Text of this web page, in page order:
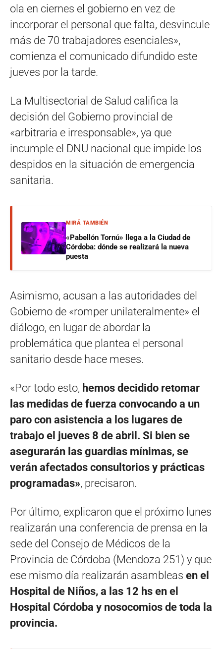
ola en ciernes el gobierno en vez de
incorporar el personal que falta, desvincule
más de 70 trabajadores esenciales»,
comienza el comunicado difundido este
jueves por la tarde.
La Multisectorial de Salud califica la
decisión del Gobierno provincial de
«arbitraria e irresponsable», ya que
incumple el DNU nacional que impide los
despidos en la situación de emergencia
sanitaria.
MIRÁ TAMBIÉN
«Pabellón Tornú» llega a la Ciudad de
Córdoba: dónde se realizará la nueva
puesta
Asimismo, acusan a las autoridades del
Gobierno de «romper unilateralmente» el
diálogo, en lugar de abordar la
problemática que plantea el personal
sanitario desde hace meses.
«Por todo esto, hemos decidido retomar
las medidas de fuerza convocando a un
paro con asistencia a los lugares de
trabajo el jueves 8 de abril. Si bien se
asegurarán las guardias mínimas, se
verán afectados consultorios y prácticas
programadas», precisaron.
Por último, explicaron que el próximo lunes
realizarán una conferencia de prensa en la
sede del Consejo de Médicos de la
Provincia de Córdoba (Mendoza 251) y que
ese mismo día realizarán asambleas en el
Hospital de Niños, a las 12 hs en el
Hospital Córdoba y nosocomios de toda la
provincia.